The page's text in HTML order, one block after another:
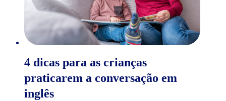
4 dicas para as crianças
praticarem a conversação em
inglês